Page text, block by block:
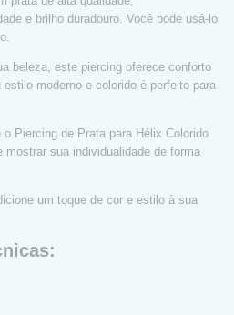
e brilho duradouro. Você pode usá-lo
beleza, este piercing oferece conforto
moderno e colorido é perfeito para
o Piercing de Prata para Hélix Colorido
sua individualidade de forma
um toque de cor e estilo à sua